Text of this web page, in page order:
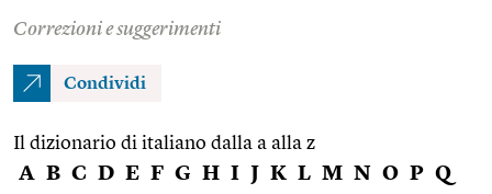
Correzioni e suggerimenti
Condividi
Il dizionario di italiano dalla a alla z
A B C D E F G H I J K L M N O P Q